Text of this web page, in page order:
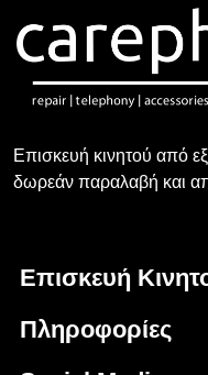
Επισκευή κινητού από
δωρεάν παραλαβή και
Επισκευή
Πληροφορίες